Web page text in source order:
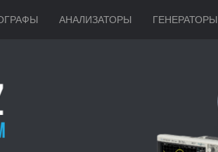
АНАЛИЗАТОРЫ ГЕНЕРАТОРЫ